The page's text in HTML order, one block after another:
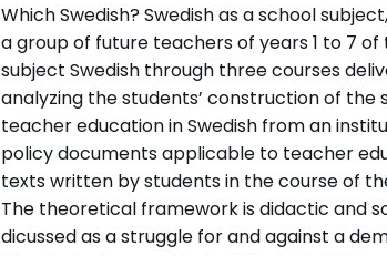
Which Swedish? Swedish as a school
a group of future teachers of years 1 to 7
subject Swedish through three courses
analyzing the students’ construction of the
teacher education in Swedish from an
policy documents applicable to teacher
texts written by students in the course of
The theoretical framework is didactic and
dicussed as a struggle for and against a